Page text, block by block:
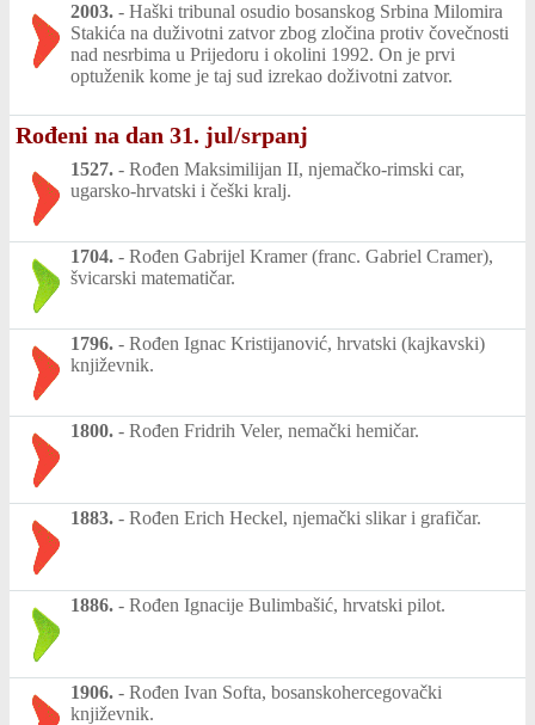
2003. - Haški tribunal osudio bosanskog Srbina Milomira
Stakića na duživotni zatvor zbog zločina protiv čovečnosti
nad nesrbima u Prijedoru i okolini 1992. On je prvi
optuženik kome je taj sud izrekao doživotni zatvor.
Rođeni na dan 31. jul/srpanj
1527. - Rođen Maksimilijan II, njemačko-rimski car,
ugarsko-hrvatski i češki kralj.
1704. - Rođen Gabrijel Kramer (franc. Gabriel Cramer),
švicarski matematičar.
1796. - Rođen Ignac Kristijanović, hrvatski (kajkavski)
književnik.
1800. - Rođen Fridrih Veler, nemački hemičar.
1883. - Rođen Erich Heckel, njemački slikar i grafičar.
1886. - Rođen Ignacije Bulimbašić, hrvatski pilot.
1906. - Rođen Ivan Softa, bosanskohercegovački
književnik.